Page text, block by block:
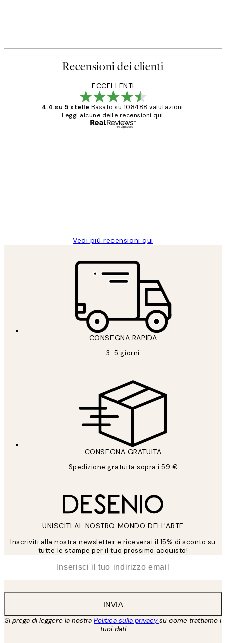
Recensioni dei clienti
ECCELLENTI
4.4 su 5 stelle Basato su 108488 valutazioni.
Leggi alcune delle recensioni qui.
Vedi più recensioni qui
CONSEGNA RAPIDA
3-5 giorni
CONSEGNA GRATUITA
Spedizione gratuita sopra i 59 €
UNISCITI AL NOSTRO MONDO DELL'ARTE
Inscriviti alla nostra newsletter e riceverai il 15% di sconto su
tutte le stampe per il tuo prossimo acquisto!
INVIA
Si prega di leggere la nostra Politica sulla privacysu come trattiamo i
tuoi dati